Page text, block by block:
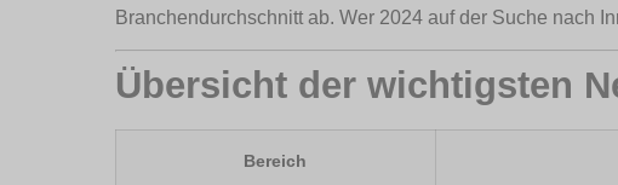
Branchendurchschnitt ab. Wer 2024 auf der Suche nach
Übersicht der wichtigsten
Bereich